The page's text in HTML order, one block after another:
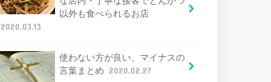
以外も食べられるお店
2020.03.13
使わない方が良い、マイナスの
言葉まとめ
2020.02.27